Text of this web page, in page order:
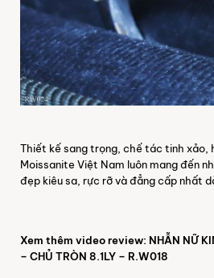
Thiết kế sang trọng, chế tác tinh xảo,
Moissanite Việt Nam luôn mang đến
đẹp kiêu sa, rực rỡ và đẳng cấp nhất
Xem thêm video review: NHẪN NỮ
– CHỦ TRÒN 8.1LY – R.W018